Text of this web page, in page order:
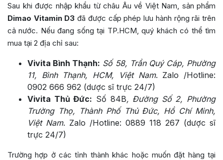
Sau khi được nhập khẩu từ châu Âu về Việt Nam, sản phẩm
Dimao Vitamin D3 đã được cấp phép lưu hành rộng rãi trên
cả nước. Nếu đang sống tại TP.HCM, quý khách có thể tìm
mua tại 2 địa chỉ sau:
Vivita Bình Thạnh: Số 58, Trần Quý Cáp, Phường
11, Bình Thạnh, HCM, Việt Nam. Zalo /Hotline:
0902 666 962 (dược sĩ trực 24/7)
Vivita Thủ Đức: Số 84B, Đường Số 2, Phường
Trường Thọ, Thành Phố Thủ Đức, Hồ Chí Minh,
Việt Nam. Zalo /Hotline: 0889 118 267 (dược sĩ
trực 24/7)
Trường hợp ở các tỉnh thành khác hoặc muốn đặt hàng tại